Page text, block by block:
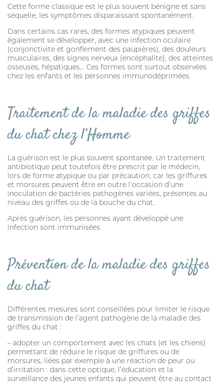
HYGIÈNE DES YEUX ET OREILLES
SOLUTION ALTERNATIVE
ANTIPARASITAIRE EXTERNE
PURGE
ARTICULATION
SOIN DE LA PEAU
HYGIÈNE DU PELAGE
ALLAITEMENT
SOIN BUCCO-DENTAIRE
DIGESTION
STRESS ET COMPORTEMENT
SOLUTION ALTERNATIVE
PURGE
DIGESTION
HYGIÈNE BUCCO-DENTAIRE
ARTICULATION
Cette forme classique est le plus souvent bénigne et sans
séquelle, les symptômes disparaissant spontanément.
Dans certains cas rares, des formes atypiques peuvent
également se développer, avec une infection oculaire
(conjonctivite et gonflement des paupières), des douleurs
musculaires, des signes nerveux (encéphalite), des atteintes
osseuses, hépatiques… Ces formes sont surtout observées
chez les enfants et les personnes immunodéprimées.
Traitement de la maladie des griffes
du chat chez l’Homme
La guérison est le plus souvent spontanée. Un traitement
antibiotique peut toutefois être prescrit par le médecin,
lors de forme atypique ou par précaution, car les griffures
et morsures peuvent être en outre l’occasion d’une
inoculation de bactéries pathogènes variées, présentes au
niveau des griffes ou de la bouche du chat.
Après guérison, les personnes ayant développé une
infection sont immunisées.
Prévention de la maladie des griffes
du chat
Différentes mesures sont conseillées pour limiter le risque
de transmission de l’agent pathogène de la maladie des
griffes du chat :
– adopter un comportement avec les chats (et les chiens)
permettant de réduire le risque de griffures ou de
morsures, liées par exemple à une réaction de peur ou
d’irritation : dans cette optique, l’éducation et la
surveillance des jeunes enfants qui peuvent être au contact